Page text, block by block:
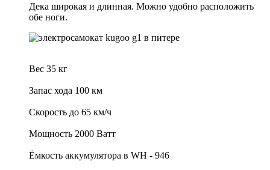
Дека широкая и длинная. Можно удобно расположить
обе ноги.
Вес 35 кг
Запас хода 100 км
Скорость до 65 км/ч
Мощность 2000 Ватт
Ёмкость аккумулятора в WH - 946